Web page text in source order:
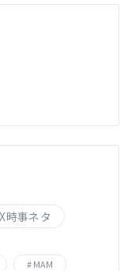
時事ネタ
MAM